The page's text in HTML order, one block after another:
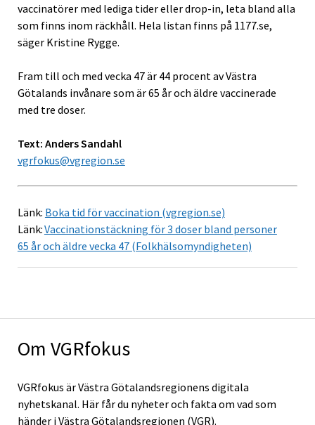
Om VGRfokus
VGRfokus är Västra Götalandsregionens digitala
nyhetskanal. Här får du nyheter och fakta om vad som
händer i Västra Götalandsregionen (VGR).
vaccinatörer med lediga tider eller drop-in, leta bland alla
som finns inom räckhåll. Hela listan finns på 1177.se,
säger Kristine Rygge.
Fram till och med vecka 47 är 44 procent av Västra
Götalands invånare som är 65 år och äldre vaccinerade
med tre doser.
Text: Anders Sandahl
vgrfokus@vgregion.se
Länk: Boka tid för vaccination (vgregion.se)
Länk:Vaccinationstäckning för 3 doser bland personer
65 år och äldre vecka 47 (Folkhälsomyndigheten)